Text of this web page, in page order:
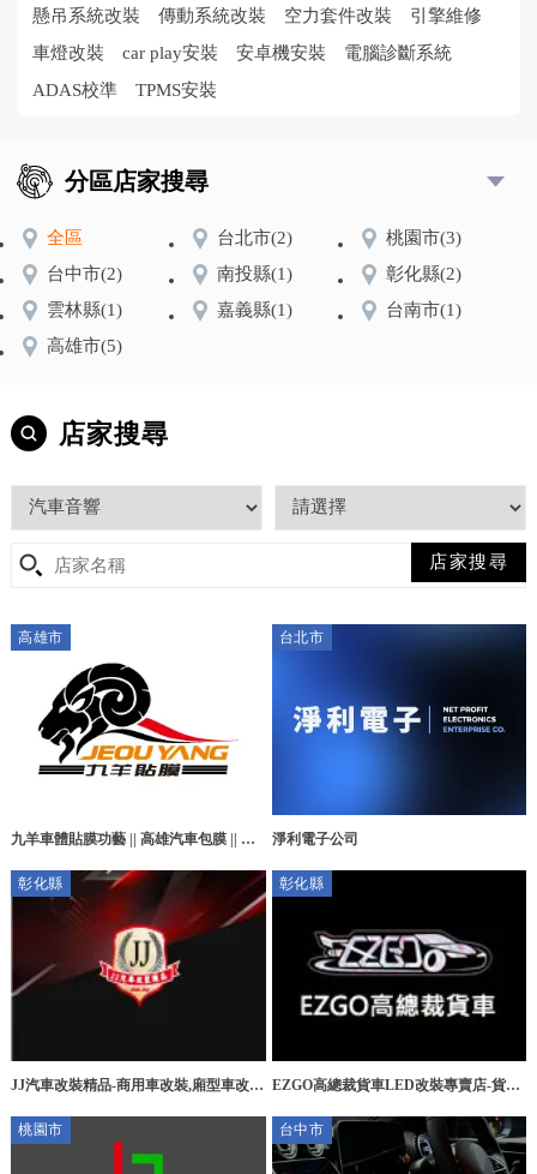
懸吊系統改裝
傳動系統改裝 空力套件改裝
引擎維修
車燈改裝
car play安裝 安卓機安裝
電腦診斷系統
ADAS校準
TPMS安裝
分區店家搜尋
全區 台北市(2) 桃園市(3)
台中市(2) 南投縣(1) 彰化縣(2)
雲林縣(1) 嘉義縣(1) 台南市(1)
高雄市(5)
店家搜尋
高雄市
九羊車體貼膜功藝 || 高雄汽車包膜 || 高
犀牛皮包膜 || 高雄車體包膜
台北市
淨利電子公司
彰化縣
JJ汽車改裝精品-商用車改裝,廂型車改
彰化縣
EZGO高總裁貨車LED改裝專賣店-貨車
彰化卡車車燈改裝
桃園市 台中市